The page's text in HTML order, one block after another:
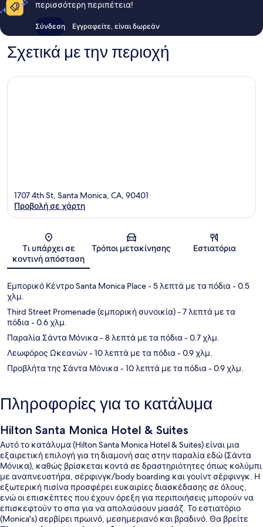
περισσότερη περιπέτεια!
Σύνδεση Εγγραφείτε, είναι δωρεάν
Σχετικά με την περιοχή
Χάρτης
1707 4th St, Santa Monica, CA, 90401
Προβολή σε χάρτη
Τι υπάρχει σε
κοντινή απόσταση
Τρόποι μετακίνησης Εστιατόρια
Εμπορικό Κέντρο Santa Monica Place- 5 λεπτά με τα πόδια- 0.5
χλμ.
Third Street Promenade (εμπορική συνοικία)- 7 λεπτά με τα
πόδια- 0.6 χλμ.
Παραλία Σάντα Μόνικα- 8 λεπτά με τα πόδια- 0.7 χλμ.
Λεωφόρος Ωκεανών- 10 λεπτά με τα πόδια- 0.9 χλμ.
Προβλήτα της Σάντα Μόνικα- 10 λεπτά με τα πόδια- 0.9 χλμ.
Πληροφορίες για το κατάλυμα
Hilton Santa Monica Hotel & Suites
Αυτό το κατάλυμα (Hilton Santa Monica Hotel & Suites) είναι μια
εξαιρετική επιλογή για τη διαμονή σας στην παραλία εδώ (Σάντα
Μόνικα), καθώς βρίσκεται κοντά σε δραστηριότητες όπως κολύμπι
με αναπνευστήρα, σέρφινγκ/body boarding και γουίντ σέρφινγκ. Η
εξωτερική πισίνα προσφέρει ευκαιρίες διασκέδασης σε όλους,
ενώ οι επισκέπτες που έχουν όρεξη για περιποιήσεις μπορούν να
επισκεφτούν το σπα για να απολαύσουν μασάζ. Το εστιατόριο
(Monica's) σερβίρει πρωινό, μεσημεριανό και βραδινό. Θα βρείτε